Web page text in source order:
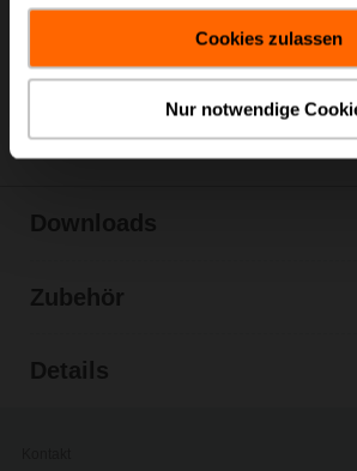
gesammelt haben.
Cookies zulassen
Nur notwendige
Zubehör
Details